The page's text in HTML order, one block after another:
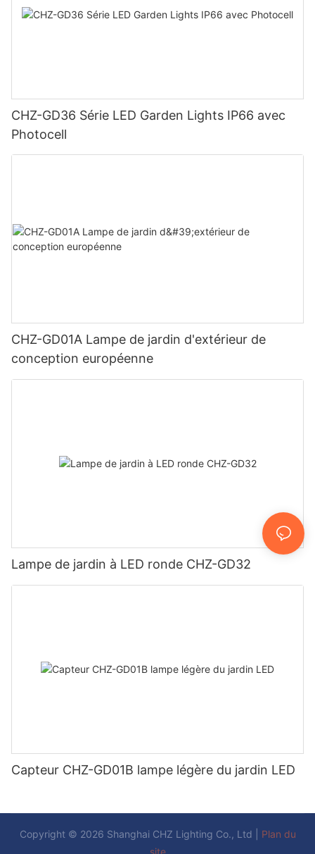
CHZ-GD36 Série LED Garden Lights IP66 avec
Photocell
CHZ-GD01A Lampe de jardin d'extérieur de
conception européenne
Lampe de jardin à LED ronde CHZ-GD32
Capteur CHZ-GD01B lampe légère du jardin LED
Copyright © 2026 Shanghai CHZ Lighting Co., Ltd |
Plan du
site